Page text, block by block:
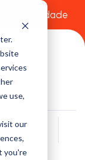
use,
our
you're
de Privacidade
Buscar